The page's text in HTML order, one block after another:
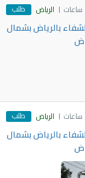
الرياض طلب
بالرياض بشمال
الرياض طلب
بالرياض بشمال